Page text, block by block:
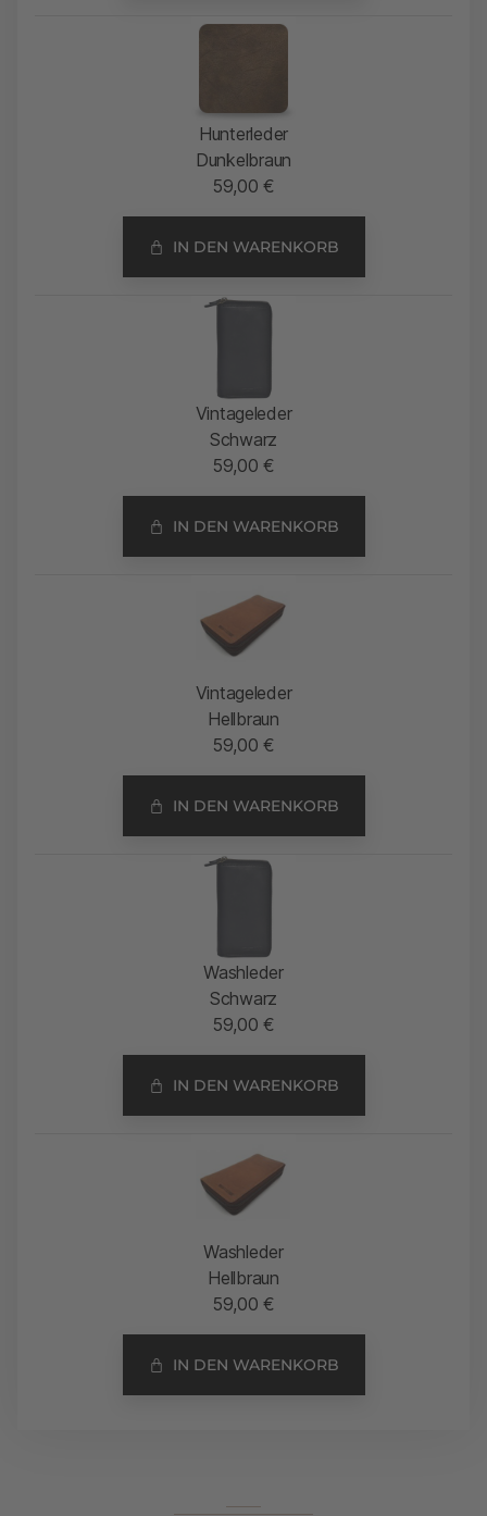
Hunterleder
Dunkelbraun
59,00€
IN DEN WARENKORB
Vintageleder
Schwarz
59,00€
IN DEN WARENKORB
Vintageleder
Hellbraun
59,00€
IN DEN WARENKORB
Washleder
Schwarz
59,00€
IN DEN WARENKORB
Washleder
Hellbraun
59,00€
IN DEN WARENKORB